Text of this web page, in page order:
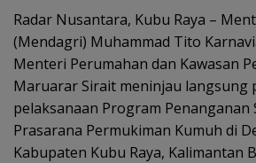
s
A
p
p
gr
a
m
b
o
o
k
er e
Radar Nusantara, Kubu Raya –
(Mendagri) Muhammad Tito
Menteri Perumahan dan Kawasan
Maruarar Sirait meninjau langsung
pelaksanaan Program Penanganan
Prasarana Permukiman Kumuh di
Kabupaten Kubu Raya, Kalimantan